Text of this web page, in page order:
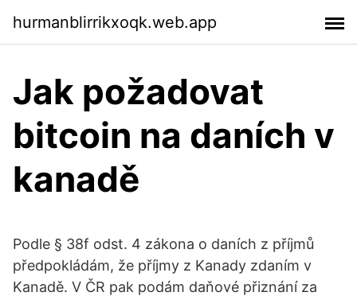
hurmanblirrikxoqk.web.app
Jak požadovat
bitcoin na daních v
kanadě
Podle § 38f odst. 4 zákona o daních z příjmů
předpokládám, že příjmy z Kanady zdaním v
Kanadě. V ČR pak podám daňové přiznání za